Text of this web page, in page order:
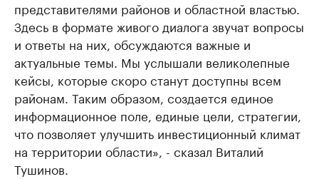
представителями районов и областной властью.
Здесь в формате живого диалога звучат вопросы
и ответы на них, обсуждаются важные и
актуальные темы. Мы услышали великолепные
кейсы, которые скоро станут доступны всем
районам. Таким образом, создается единое
информационное поле, единые цели, стратегии,
что позволяет улучшить инвестиционный климат
на территории области», - сказал Виталий
Тушинов.